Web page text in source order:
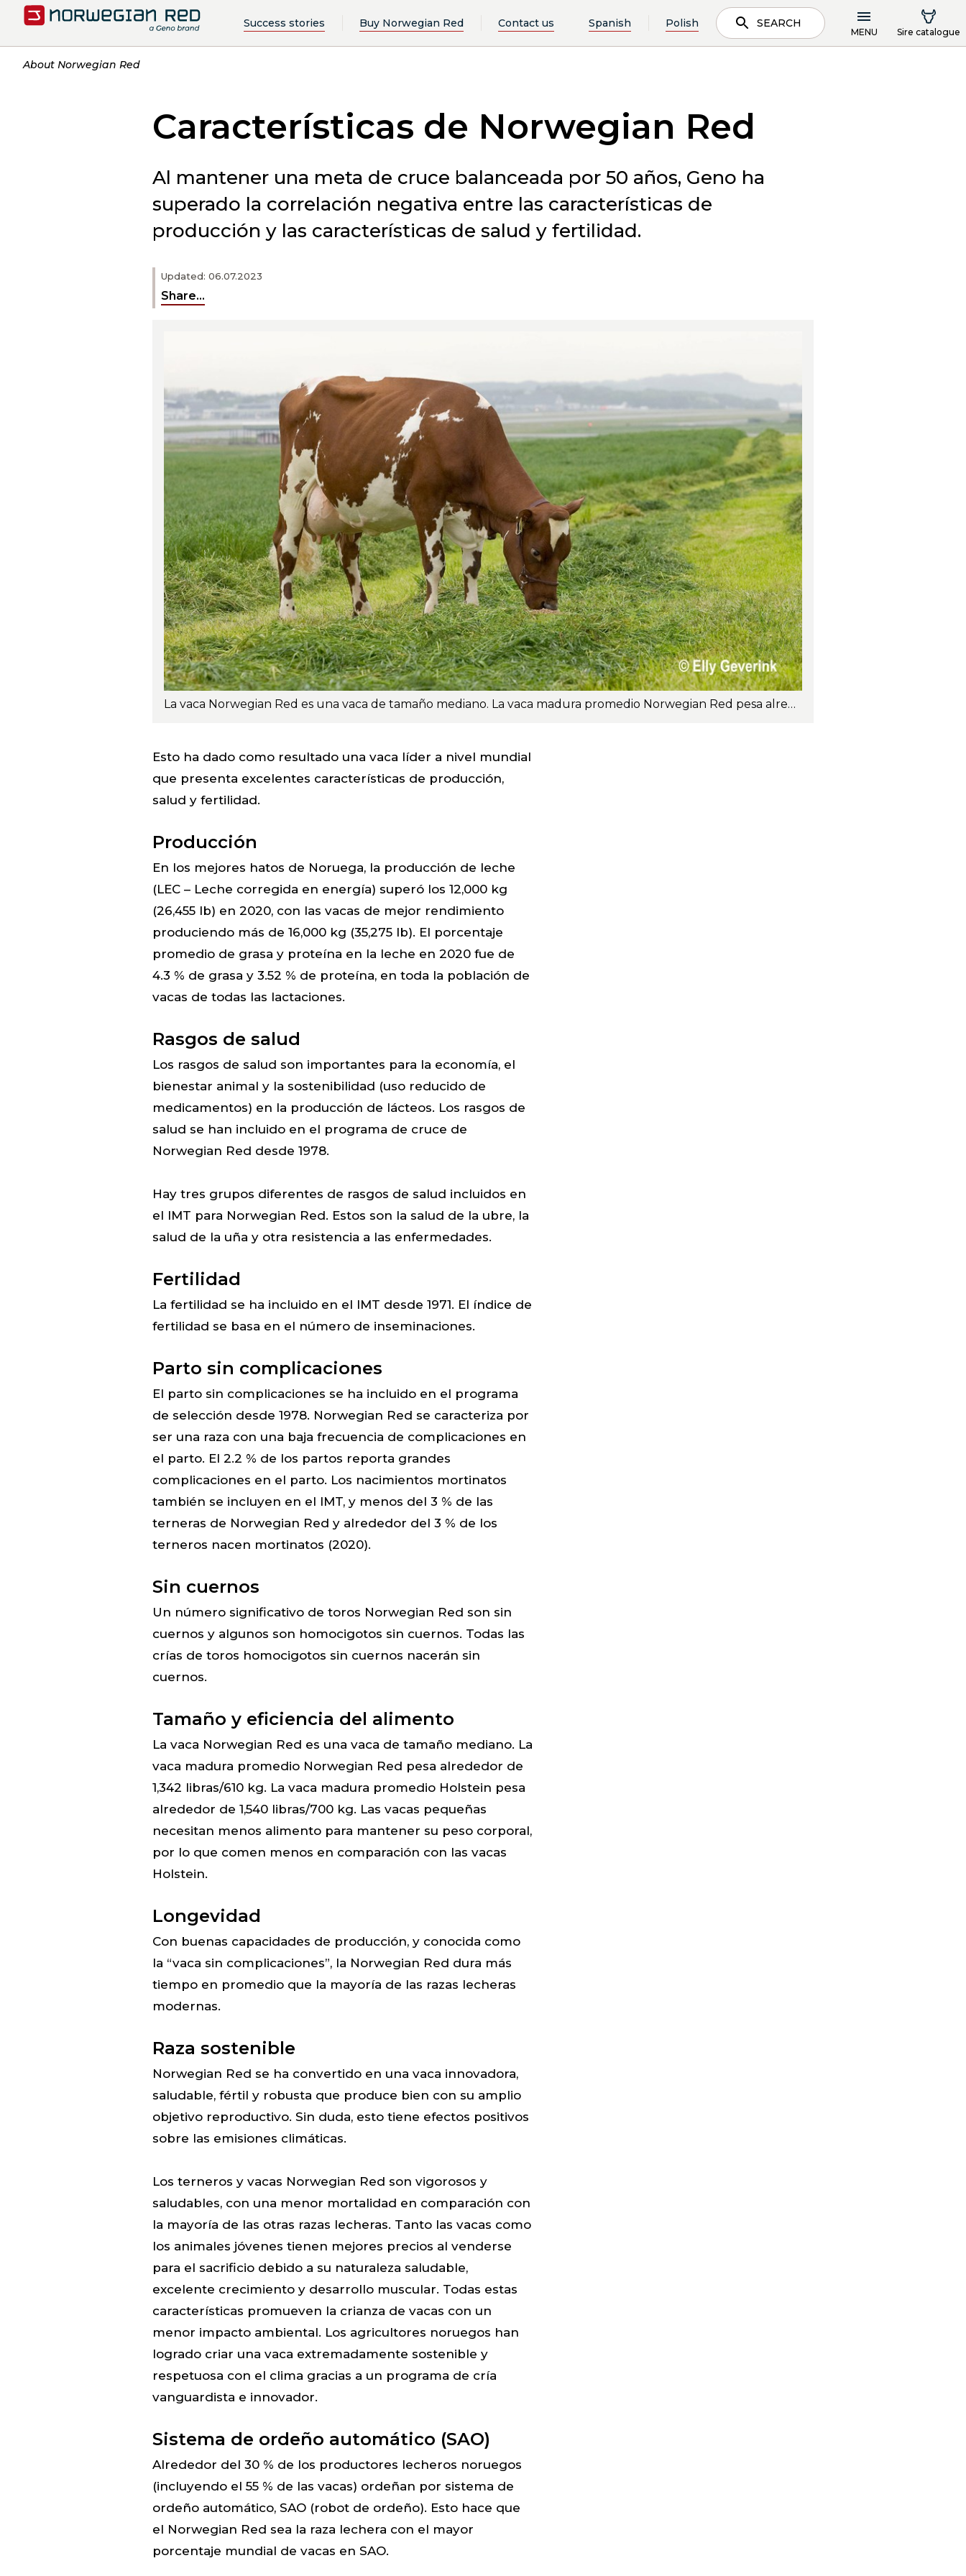
Success stories Buy Norwegian Red Contact us Spanish Polish SEARCH
MENU Sire catalogue
About Norwegian Red
Características de Norwegian Red
Updated: 06.07.2023
Share...
Al mantener una meta de cruce balanceada por 50 años, Geno ha
superado la correlación negativa entre las características de
producción y las características de salud y fertilidad.
La vaca Norwegian Red es una vaca de tamaño mediano. La vaca madura promedio Norwegian Red pesa alrededor de 1,342 libras/610 kg. Foto: Elly Geverink.
Esto ha dado como resultado una vaca líder a nivel mundial
que presenta excelentes características de producción,
salud y fertilidad.
Producción
En los mejores hatos de Noruega, la producción de leche
(LEC – Leche corregida en energía) superó los 12,000 kg
(26,455 lb) en 2020, con las vacas de mejor rendimiento
produciendo más de 16,000 kg (35,275 lb). El porcentaje
promedio de grasa y proteína en la leche en 2020 fue de
4.3 % de grasa y 3.52 % de proteína, en toda la población de
vacas de todas las lactaciones.
Rasgos de salud
Los rasgos de salud son importantes para la economía, el
bienestar animal y la sostenibilidad (uso reducido de
medicamentos) en la producción de lácteos. Los rasgos de
salud se han incluido en el programa de cruce de
Norwegian Red desde 1978.
Hay tres grupos diferentes de rasgos de salud incluidos en
el IMT para Norwegian Red. Estos son la salud de la ubre, la
salud de la uña y otra resistencia a las enfermedades.
Fertilidad
La fertilidad se ha incluido en el IMT desde 1971. El índice de
fertilidad se basa en el número de inseminaciones.
Parto sin complicaciones
El parto sin complicaciones se ha incluido en el programa
de selección desde 1978. Norwegian Red se caracteriza por
ser una raza con una baja frecuencia de complicaciones en
el parto. El 2.2 % de los partos reporta grandes
complicaciones en el parto. Los nacimientos mortinatos
también se incluyen en el IMT, y menos del 3 % de las
terneras de Norwegian Red y alrededor del 3 % de los
terneros nacen mortinatos (2020).
Sin cuernos
Un número significativo de toros Norwegian Red son sin
cuernos y algunos son homocigotos sin cuernos. Todas las
crías de toros homocigotos sin cuernos nacerán sin
cuernos.
Tamaño y eficiencia del alimento
La vaca Norwegian Red es una vaca de tamaño mediano. La
vaca madura promedio Norwegian Red pesa alrededor de
1,342 libras/610 kg. La vaca madura promedio Holstein pesa
alrededor de 1,540 libras/700 kg. Las vacas pequeñas
necesitan menos alimento para mantener su peso corporal,
por lo que comen menos en comparación con las vacas
Holstein.
Longevidad
Con buenas capacidades de producción, y conocida como
la “vaca sin complicaciones”, la Norwegian Red dura más
tiempo en promedio que la mayoría de las razas lecheras
modernas.
Raza sostenible
Norwegian Red se ha convertido en una vaca innovadora,
saludable, fértil y robusta que produce bien con su amplio
objetivo reproductivo. Sin duda, esto tiene efectos positivos
sobre las emisiones climáticas.
Los terneros y vacas Norwegian Red son vigorosos y
saludables, con una menor mortalidad en comparación con
la mayoría de las otras razas lecheras. Tanto las vacas como
los animales jóvenes tienen mejores precios al venderse
para el sacrificio debido a su naturaleza saludable,
excelente crecimiento y desarrollo muscular. Todas estas
características promueven la crianza de vacas con un
menor impacto ambiental. Los agricultores noruegos han
logrado criar una vaca extremadamente sostenible y
respetuosa con el clima gracias a un programa de cría
vanguardista e innovador.
Sistema de ordeño automático (SAO)
Alrededor del 30 % de los productores lecheros noruegos
(incluyendo el 55 % de las vacas) ordeñan por sistema de
ordeño automático, SAO (robot de ordeño). Esto hace que
el Norwegian Red sea la raza lechera con el mayor
porcentaje mundial de vacas en SAO.